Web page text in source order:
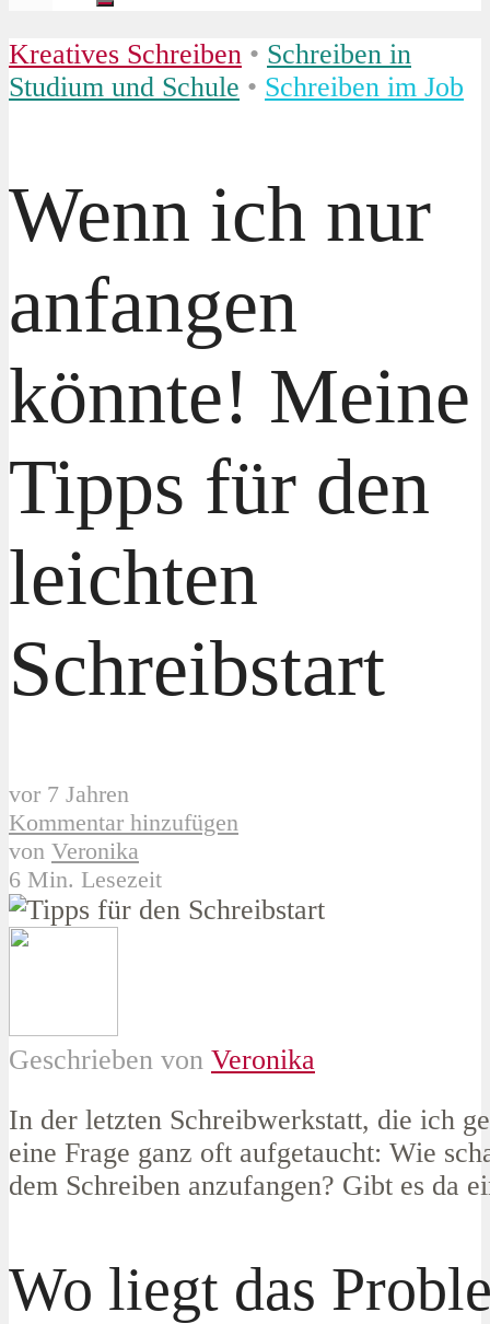
Kreatives Schreiben • Schreiben in
Studium und Schule • Schreiben im Job
Wenn ich nur
anfangen
könnte! Meine
Tipps für den
leichten
Schreibstart
vor 7 Jahren
Kommentar hinzufügen
von Veronika
6 Min. Lesezeit
Geschrieben von Veronika
In der letzten Schreibwerkstatt, die ich
eine Frage ganz oft aufgetaucht: Wie
dem Schreiben anzufangen? Gibt es da
Wo liegt das